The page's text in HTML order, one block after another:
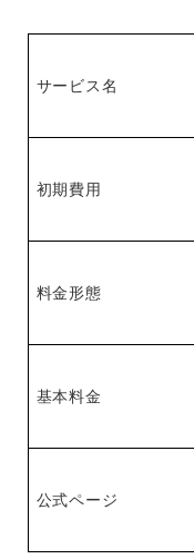
サービス名
初期費用
料金形態
基本料金
公式ページ